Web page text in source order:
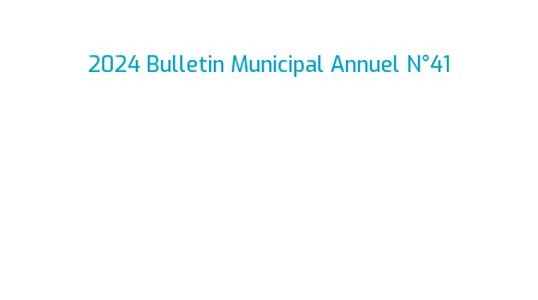
2024 Bulletin Municipal Annuel N°41